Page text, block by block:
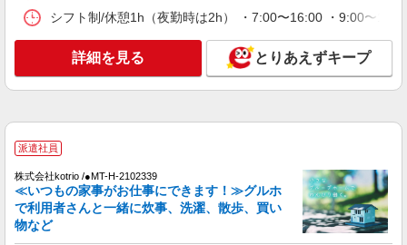
時でね、帰らないと
通費全支給(ガソリン代含む)＞
茅野市ほか 周辺エリア多数
派遣社員
株式会社kotrio /●MT-H-2086466
＜茅野市＞小さなデイサービスSTAFF募集≪
週3勤務≫≪夕方退社≫
時給1500円〜2125円 ＜日払い有/週払い有/交
シフト制/休憩1h（夜勤時は2h） ・7:00〜16:00 ・9:00〜
詳細を見る とりあえずキープ
派遣社員
株式会社kotrio /●MT-H-2102339
≪いつもの家事がお仕事にできます！≫グルホ
で利用者さんと一緒に炊事、洗濯、散歩、買い
物など